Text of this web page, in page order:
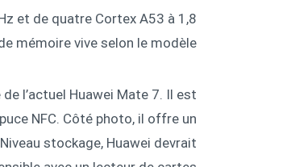
et de quatre Cortex A53 à 1,8
mémoire vive selon le modèle.
l’actuel Huawei Mate 7. Il est
NFC. Côté photo, il offre un
stockage, Huawei devrait